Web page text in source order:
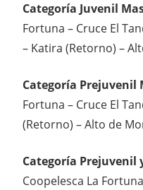
Categoría Juvenil
Fortuna – Cruce El
– Katira (Retorno) –
Categoría Prejuvenil
Fortuna – Cruce El
(Retorno) – Alto de
Categoría Prejuvenil
Coopelesca La